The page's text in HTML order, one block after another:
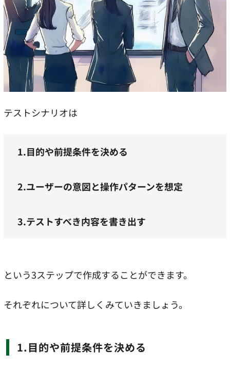
テストシナリオは
1.目的や前提条件を決める
2.ユーザーの意図と操作パターンを想定
3.テストすべき内容を書き出す
という3ステップで作成することができます。
それぞれについて詳しくみていきましょう。
1.目的や前提条件を決める